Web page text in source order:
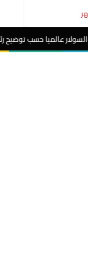
رئيس الشعبة.. تفاصيل